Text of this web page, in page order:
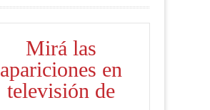
Mirá las
apariciones en
televisión de